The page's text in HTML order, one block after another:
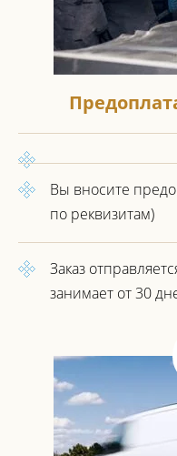
Вы вносите
по реквизитам)
Заказ
занимает от 30